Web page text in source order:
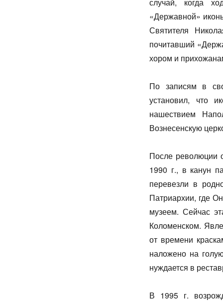
«Державной»
Святителя
почитавший
хором и
По записям в
установил, что
нашествием
Вознесенскую
После революции
1990 г., в канун
перевезли в
Патриархии, где
музеем. Сейчас
Коломенском.
от времени
наложено на
нуждается в
В 1995 г.